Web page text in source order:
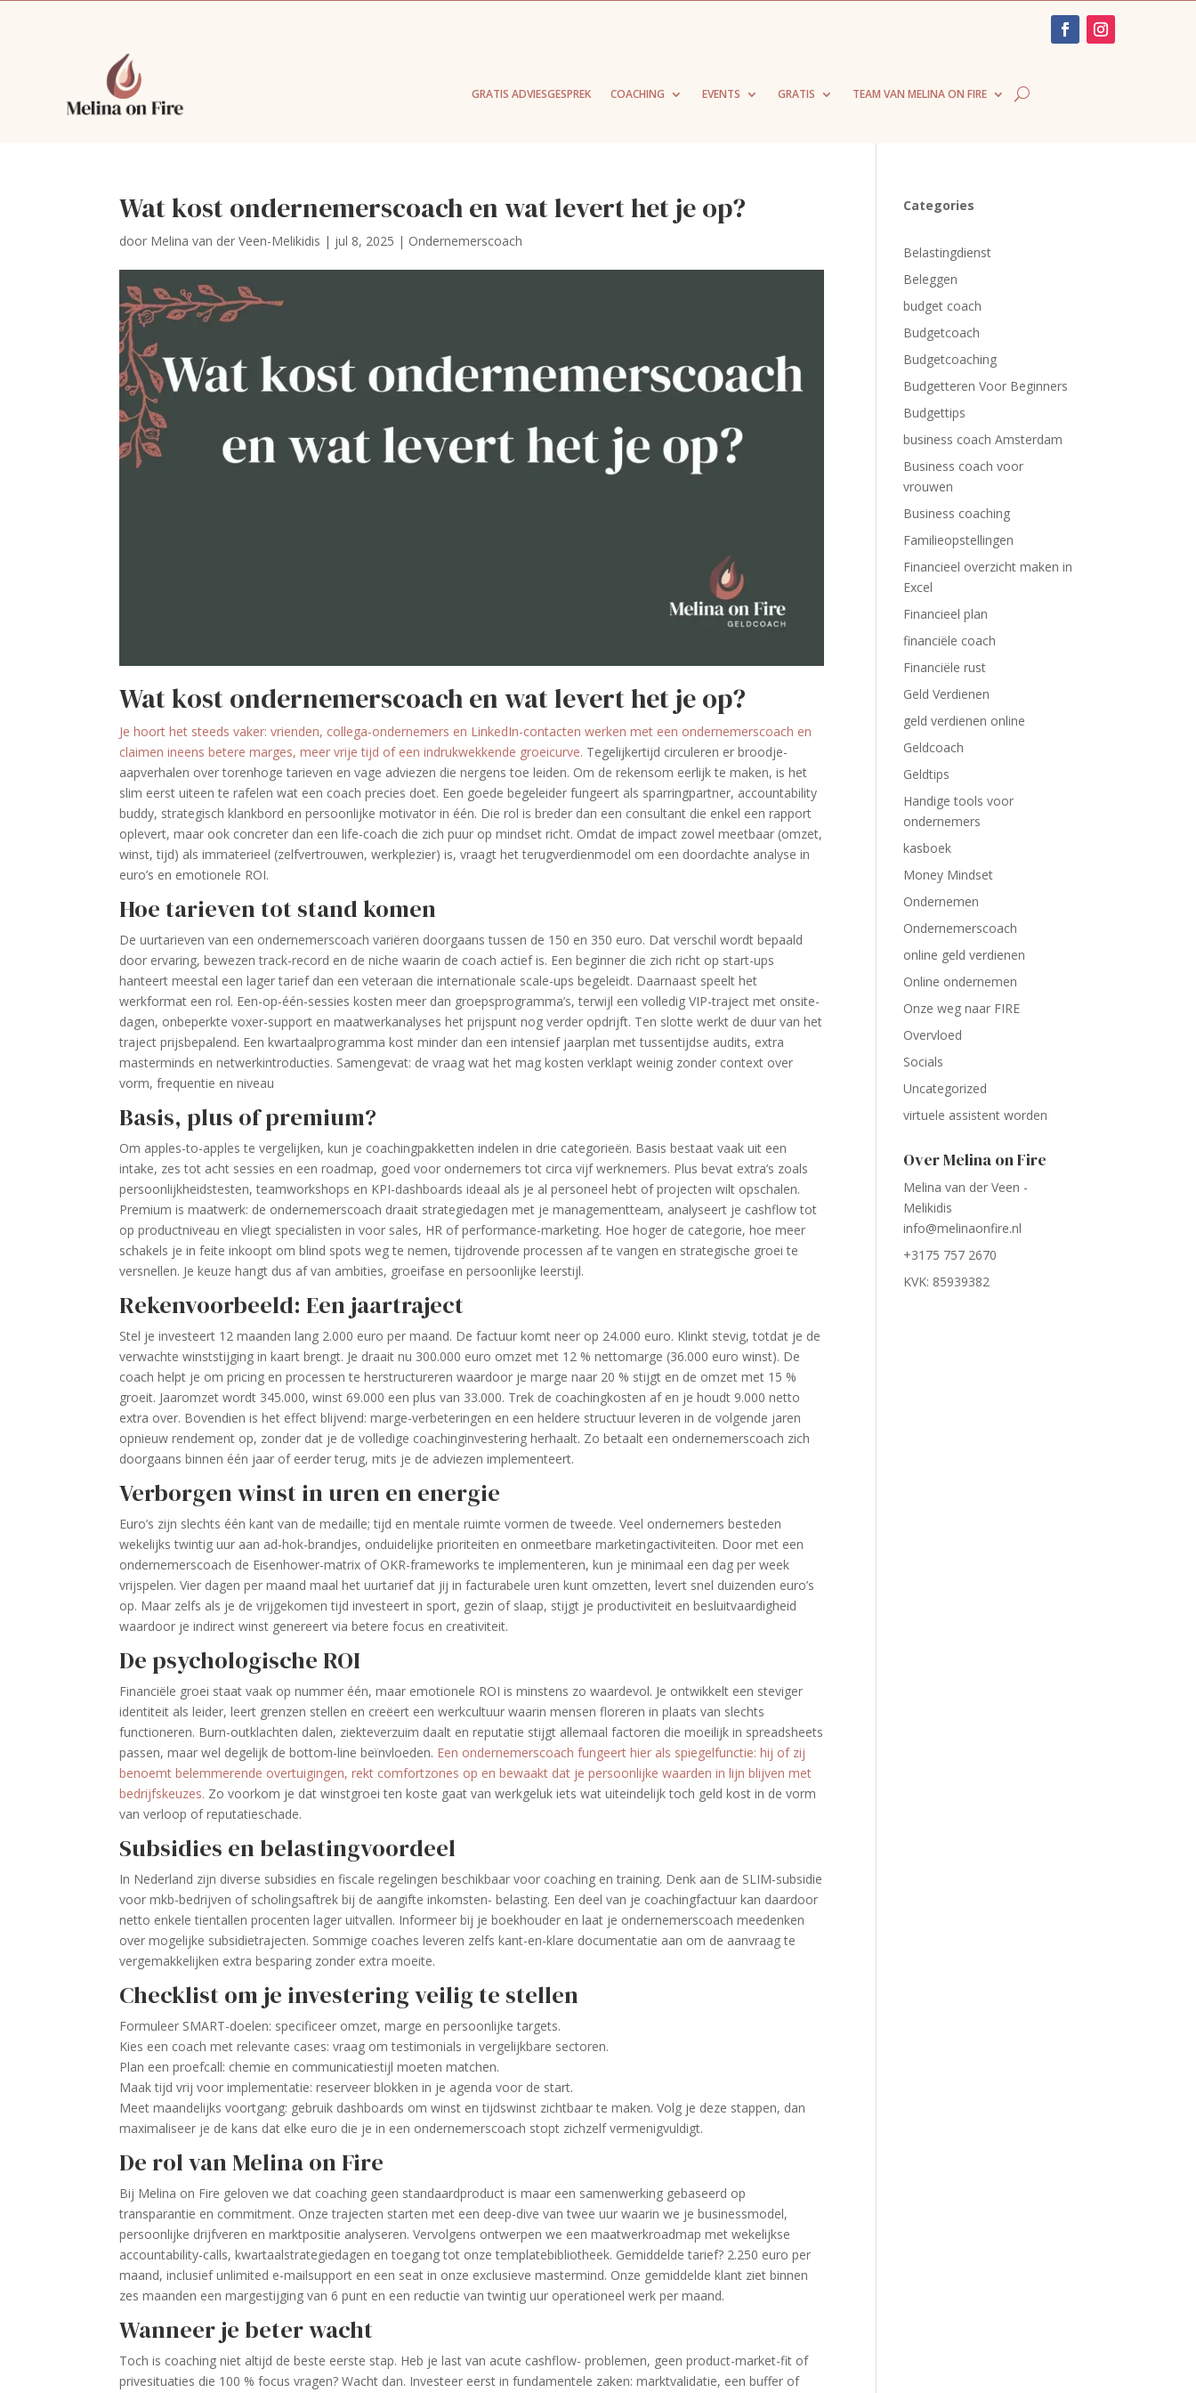
GRATIS ADVIESGESPREK COACHING EVENTS GRATIS TEAM VAN MELINA ON FIRE
Wat kost ondernemerscoach en wat levert het je op?
door Melina van der Veen-Melikidis | jul 8, 2025 | Ondernemerscoach
Wat kost ondernemerscoach en wat levert het je op?
Je hoort het steeds vaker: vrienden, collega-ondernemers en LinkedIn-contacten werken met een ondernemerscoach en
claimen ineens betere marges, meer vrije tijd of een indrukwekkende groeicurve. Tegelijkertijd circuleren er broodje-
aapverhalen over torenhoge tarieven en vage adviezen die nergens toe leiden. Om de rekensom eerlijk te maken, is het
slim eerst uiteen te rafelen wat een coach precies doet. Een goede begeleider fungeert als sparringpartner, accountability
buddy, strategisch klank­bord en persoonlijke motivator in één. Die rol is breder dan een consultant die enkel een rapport
oplevert, maar ook concreter dan een life-coach die zich puur op mindset richt. Omdat de impact zowel meetbaar (omzet,
winst, tijd) als immaterieel (zelfvertrouwen, werkplezier) is, vraagt het terugverdienmodel om een doordachte analyse in
euro’s en emotionele ROI.
Hoe tarieven tot stand komen
De uurtarieven van een ondernemerscoach variëren doorgaans tussen de 150 en 350 euro. Dat verschil wordt bepaald
door ervaring, bewezen track-record en de niche waarin de coach actief is. Een beginner die zich richt op start-ups
hanteert meestal een lager tarief dan een veteraan die internationale scale-ups begeleidt. Daarnaast speelt het
werkformat een rol. Een-op-één-sessies kosten meer dan groepsprogramma’s, terwijl een volledig VIP-traject met onsite-
dagen, onbeperkte voxer-support en maatwerkanalyses het prijspunt nog verder opdrijft. Ten slotte werkt de duur van het
traject prijsbepalend. Een kwartaal­programma kost minder dan een intensief jaarplan met tussentijdse audits, extra
masterminds en netwerk­introducties. Samengevat: de vraag wat het mag kosten verklapt weinig zonder context over
vorm, frequentie en niveau
Basis, plus of premium?
Om apples-to-apples te vergelijken, kun je coaching­pakketten indelen in drie categorieën. Basis bestaat vaak uit een
intake, zes tot acht sessies en een roadmap, goed voor ondernemers tot circa vijf werknemers. Plus bevat extra’s zoals
persoonlijkheids­testen, teamworkshops en KPI-dashboards ideaal als je al personeel hebt of projecten wilt opschalen.
Premium is maatwerk: de ondernemerscoach draait strategiedagen met je management­team, analyseert je cashflow tot
op productniveau en vliegt specialisten in voor sales, HR of performance-marketing. Hoe hoger de categorie, hoe meer
schakels je in feite inkoopt om blind spots weg te nemen, tijdrovende processen af te vangen en strategische groei te
versnellen. Je keuze hangt dus af van ambities, groeifase en persoonlijke leerstijl.
Rekenvoorbeeld: Een jaartraject
Stel je investeert 12 maanden lang 2.000 euro per maand. De factuur komt neer op 24.000 euro. Klinkt stevig, totdat je de
verwachte winst­stijging in kaart brengt. Je draait nu 300.000 euro omzet met 12 % nettomarge (36.000 euro winst). De
coach helpt je om pricing en processen te herstructureren waardoor je marge naar 20 % stijgt en de omzet met 15 %
groeit. Jaaromzet wordt 345.000, winst 69.000 een plus van 33.000. Trek de coaching­kosten af en je houdt 9.000 netto
extra over. Bovendien is het effect blijvend: marge-verbeteringen en een heldere structuur leveren in de volgende jaren
opnieuw rendement op, zonder dat je de volledige coaching­investering herhaalt. Zo betaalt een ondernemerscoach zich
doorgaans binnen één jaar of eerder terug, mits je de adviezen implementeert.
Verborgen winst in uren en energie
Euro’s zijn slechts één kant van de medaille; tijd en mentale ruimte vormen de tweede. Veel ondernemers besteden
wekelijks twintig uur aan ad-hok-brandjes, onduidelijke prioriteiten en onmeetbare marketingactiviteiten. Door met een
ondernemerscoach de Eisenhower-matrix of OKR-frameworks te implementeren, kun je minimaal een dag per week
vrijspelen. Vier dagen per maand maal het uurtarief dat jij in facturabele uren kunt omzetten, levert snel duizenden euro’s
op. Maar zelfs als je de vrijgekomen tijd investeert in sport, gezin of slaap, stijgt je productiviteit en besluitvaardigheid
waardoor je indirect winst genereert via betere focus en creativiteit.
De psychologische ROI
Financiële groei staat vaak op nummer één, maar emotionele ROI is minstens zo waardevol. Je ontwikkelt een steviger
identiteit als leider, leert grenzen stellen en creëert een werkcultuur waarin mensen floreren in plaats van slechts
functioneren. Burn-outklachten dalen, ziekte­verzuim daalt en reputatie stijgt allemaal factoren die moeilijk in spreadsheets
passen, maar wel degelijk de bottom-line beïnvloeden. Een ondernemerscoach fungeert hier als spiegelfunctie: hij of zij
benoemt belemmerende overtuigingen, rekt comfortzones op en bewaakt dat je persoonlijke waarden in lijn blijven met
bedrijfskeuzes. Zo voorkom je dat winst­groei ten koste gaat van werkgeluk iets wat uiteindelijk toch geld kost in de vorm
van verloop of reputatieschade.
Subsidies en belastingvoordeel
In Nederland zijn diverse subsidies en fiscale regelingen beschikbaar voor coaching en training. Denk aan de SLIM-subsidie
voor mkb-bedrijven of scholings­aftrek bij de aangifte inkomsten- belasting. Een deel van je coaching­factuur kan daardoor
netto enkele tientallen procenten lager uitvallen. Informeer bij je boekhouder en laat je ondernemerscoach meedenken
over mogelijke subsidietrajecten. Sommige coaches leveren zelfs kant-en-klare documentatie aan om de aanvraag te
vergemakkelijken extra besparing zonder extra moeite.
Checklist om je investering veilig te stellen
Formuleer SMART-doelen: specificeer omzet, marge en persoonlijke targets.
Kies een coach met relevante cases: vraag om testimonials in vergelijkbare sectoren.
Plan een proefcall: chemie en communicatiestijl moeten matchen.
Maak tijd vrij voor implementatie: reserveer blokken in je agenda voor de start.
Meet maandelijks voortgang: gebruik dashboards om winst en tijdswinst zichtbaar te maken. Volg je deze stappen, dan
maximaliseer je de kans dat elke euro die je in een ondernemerscoach stopt zichzelf vermenigvuldigt.
De rol van Melina on Fire
Bij Melina on Fire geloven we dat coaching geen standaard­product is maar een samenwerking gebaseerd op
transparantie en commitment. Onze trajecten starten met een deep-dive van twee uur waarin we je business­model,
persoonlijke drijfveren en marktpositie analyseren. Vervolgens ontwerpen we een maatwerk­roadmap met wekelijkse
accountability-calls, kwartaal­strategiedagen en toegang tot onze template­bibliotheek. Gemiddelde tarief? 2.250 euro per
maand, inclusief unlimited e-mailsupport en een seat in onze exclusieve mastermind. Onze gemiddelde klant ziet binnen
zes maanden een marge­­stijging van 6 punt en een reductie van twintig uur operationeel werk per maand.
Wanneer je beter wacht
Toch is coaching niet altijd de beste eerste stap. Heb je last van acute cashflow- problemen, geen product-market-fit of
privesituaties die 100 % focus vragen? Wacht dan. Investeer eerst in fundamentele zaken: marktvalidatie, een buffer of
Categories
Belastingdienst
Beleggen
budget coach
Budgetcoach
Budgetcoaching
Budgetteren Voor Beginners
Budgettips
business coach Amsterdam
Business coach voor
vrouwen
Business coaching
Familieopstellingen
Financieel overzicht maken in
Excel
Financieel plan
financiële coach
Financiële rust
Geld Verdienen
geld verdienen online
Geldcoach
Geldtips
Handige tools voor
ondernemers
kasboek
Money Mindset
Ondernemen
Ondernemerscoach
online geld verdienen
Online ondernemen
Onze weg naar FIRE
Overvloed
Socials
Uncategorized
virtuele assistent worden
Over Melina on Fire
Melina van der Veen -
Melikidis
info@melinaonfire.nl
+3175 757 2670
KVK: 85939382